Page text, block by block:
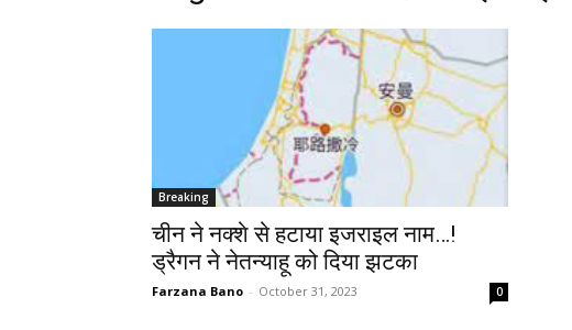
Breaking
चीन ने नक्शे से हटाया इजराइल नाम…!
ड्रैगन ने नेतन्‍याहू को दिया झटका
Farzana Bano - October 31, 2023 0